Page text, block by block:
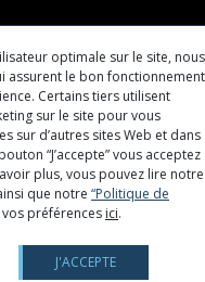
optimale sur le site, nous
assurent le bon fonctionnement
Certains tiers utilisent
sur le site pour vous
sur d’autres sites Web et dans
“J’accepte” vous acceptez
plus, vous pouvez lire notre
que notre “Politique de
préférences ici.
J'ACCEPTE